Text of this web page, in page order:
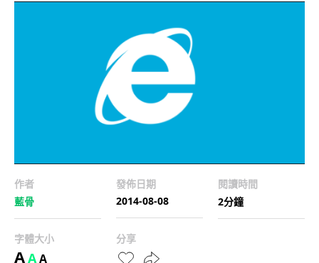
作者
藍骨
發佈日期
2014-08-08
閱讀時間
2分鐘
字體大小
AAA
分享